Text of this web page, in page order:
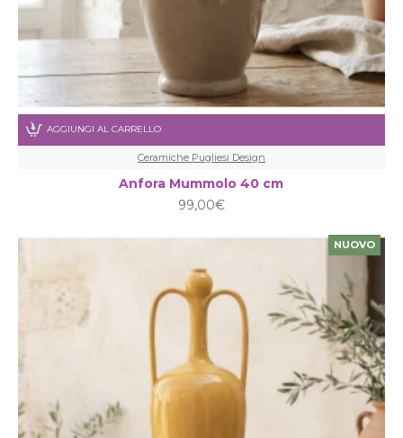
Ceramiche Pugliesi Design
Anfora Mummolo 40 cm
99,00€
AGGIUNGI AL CARRELLO
NUOVO